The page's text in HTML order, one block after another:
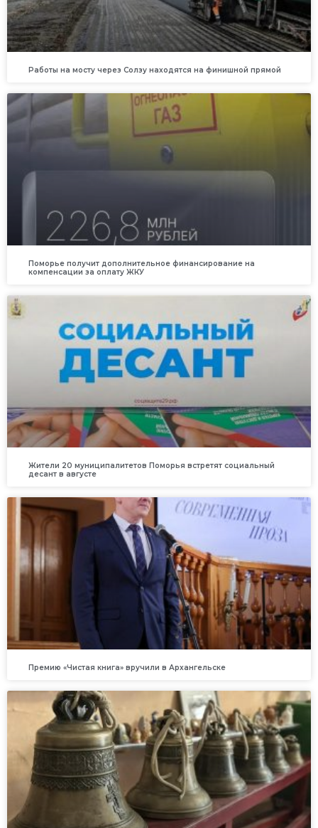
Работы на мосту через Солзу находятся на финишной прямой
Поморье получит дополнительное финансирование на
компенсации за оплату ЖКУ
Жители 20 муниципалитетов Поморья встретят социальный
десант в августе
Премию «Чистая книга» вручили в Архангельске